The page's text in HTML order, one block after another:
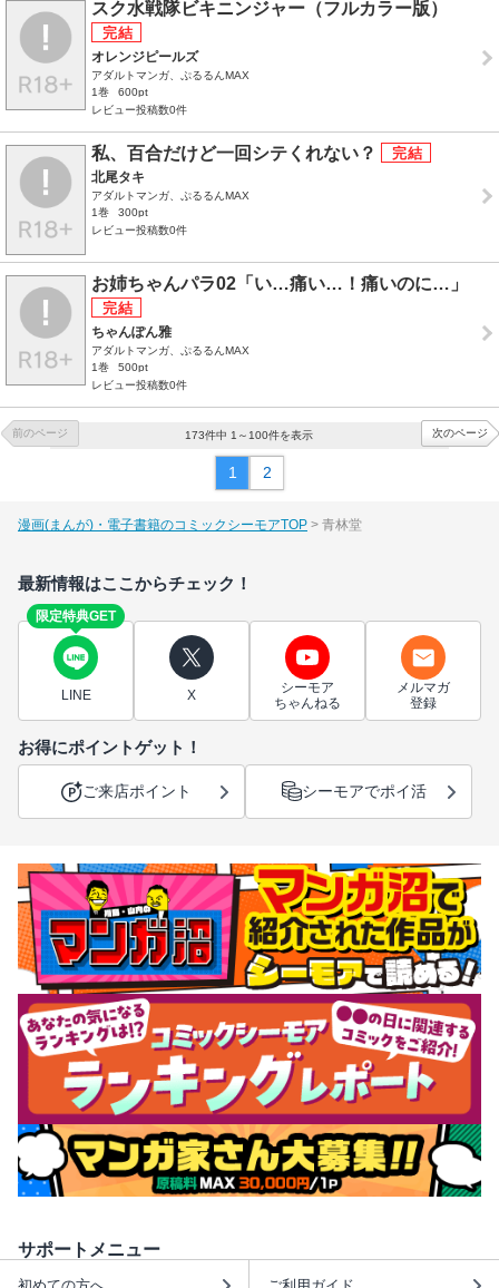
スク水戦隊ビキニンジャー（フルカラー版）
オレンジピールズ
アダルトマンガ、ぷるるんMAX
1巻
600pt
レビュー投稿数0件
私、百合だけど一回シテくれない？
北尾タキ
アダルトマンガ、ぷるるんMAX
1巻
300pt
レビュー投稿数0件
お姉ちゃんパラ02「い…痛い…！痛いのに…」
ちゃんぽん雅
アダルトマンガ、ぷるるんMAX
1巻
500pt
レビュー投稿数0件
前のページ 173件中 1～100件を表示 次のページ
1 2
漫画(まんが)・電子書籍のコミックシーモアTOP 青林堂
最新情報はここからチェック！
限定特典GET
LINE X
シーモア
ちゃんねる
メルマガ
登録
お得にポイントゲット！
ご来店ポイント シーモアでポイ活
サポートメニュー